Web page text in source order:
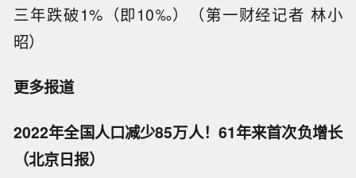
三年跌破1%（即10‰）（第一财经记者 林小
昭）
更多报道
2022年全国人口减少85万人！61年来首次负增长
（北京日报）